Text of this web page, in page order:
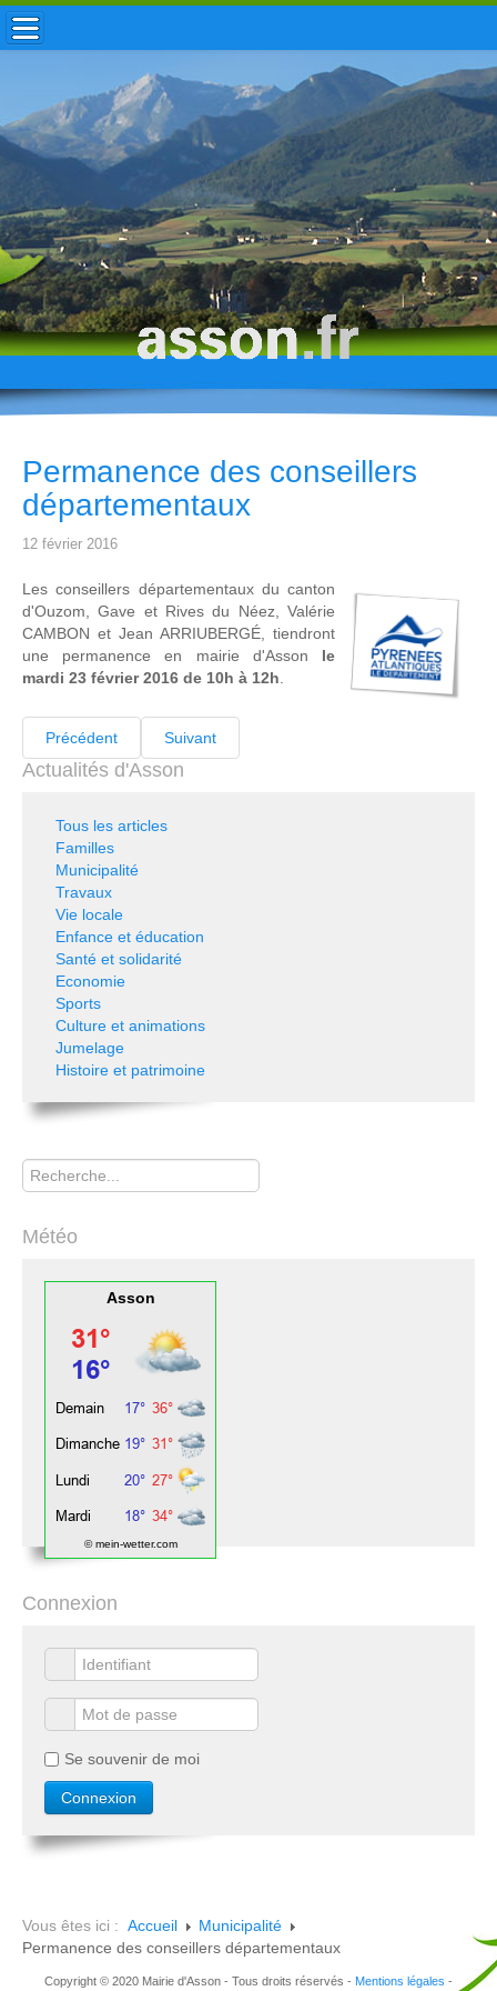
ACCUEIL / INFOS
MUNICIPALITÉ
VIE LOCALE
ENFANCE
TOURISME
HISTOIRE
Permanence des conseillers
départementaux
12 février 2016
Les conseillers départementaux du canton
d'Ouzom, Gave et Rives du Néez, Valérie
CAMBON et Jean ARRIUBERGÉ, tiendront
une permanence en mairie d'Asson le
mardi 23 février 2016 de 10h à 12h
Précédent Suivant
Actualités d'Asson
Tous les articles
Familles
Municipalité
Travaux
Vie locale
Enfance et éducation
Santé et solidarité
Economie
Sports
Culture et animations
Jumelage
Histoire et patrimoine
Rechercher
Météo
Asson
© mein-wetter.com
Connexion
Se souvenir de moi
Vous êtes ici : Accueil
Municipalité
Permanence des conseillers départementaux
Copyright © 2020 Mairie d'Asson - Tous droits réservés - Mentions légales -